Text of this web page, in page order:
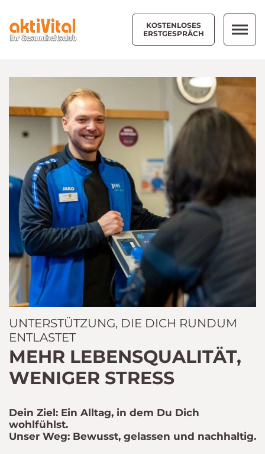
KOSTENLOSES
ERSTGESPRÄCH
MEHR LEBENSQUALITÄT,
WENIGER STRESS
UNTERSTÜTZUNG, DIE DICH RUNDUM
ENTLASTET
Dein Ziel: Ein Alltag, in dem Du Dich
wohlfühlst.
Unser Weg: Bewusst, gelassen und nachhaltig.